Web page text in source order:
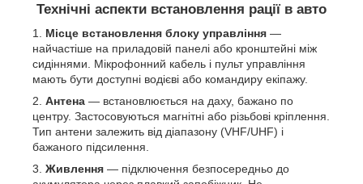
Технічні аспекти встановлення рації в авто
Місце встановлення блоку управління —
найчастіше на приладовій панелі або кронштейні між
сидіннями. Мікрофонний кабель і пульт управління
мають бути доступні водієві або командиру екіпажу.
Антена — встановлюється на даху, бажано по
центру. Застосовуються магнітні або різьбові кріплення.
Тип антени залежить від діапазону (VHF/UHF) і
бажаного підсилення.
Живлення — підключення безпосередньо до